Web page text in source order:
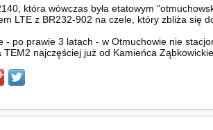
która wówczas była etatowym
LTE z BR232-902 na czele, który zbliża się
- po prawie 3 latach - w Otmuchowie nie
TEM2 najczęściej już od Kamieńca